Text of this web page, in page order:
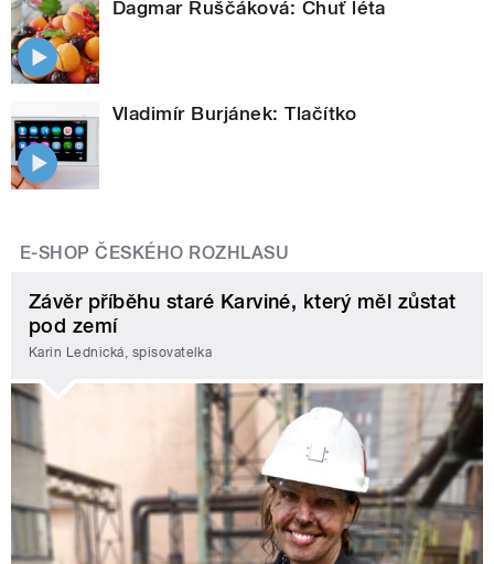
Dagmar Ruščáková: Chuť léta
Vladimír Burjánek: Tlačítko
E-SHOP ČESKÉHO ROZHLASU
Závěr příběhu staré Karviné, který měl zůstat
pod zemí
Karin Lednická, spisovatelka